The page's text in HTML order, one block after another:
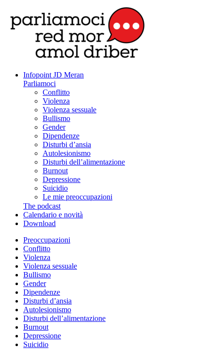
Infopoint JD Meran
Parliamoci
Conflitto
Violenza
Violenza sessuale
Bullismo
Gender
Dipendenze
Disturbi d’ansia
Autolesionismo
Disturbi dell’alimentazione
Burnout
Depressione
Suicidio
Le mie preoccupazioni
The podcast
Calendario e novità
Download
Preoccupazioni
Conflitto
Violenza
Violenza sessuale
Bullismo
Gender
Dipendenze
Disturbi d’ansia
Autolesionismo
Disturbi dell’alimentazione
Burnout
Depressione
Suicidio